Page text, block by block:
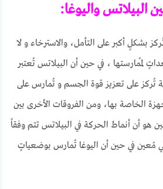
بشكلٍ أكبر على التأمل، والاسترخاء و لا
لمُمارستها ، في حين أن البيلاتس تُعتبر
تُركز على تعزيز قوة الجسم و تُمارس على
الخاصة بها، ومن الفروقات الأخرى بين
هو أن أنماط الحركة في البيلاتس تتم وفقاً
مُعين في حين أن اليوغا تُمارس بوضعياتٍ